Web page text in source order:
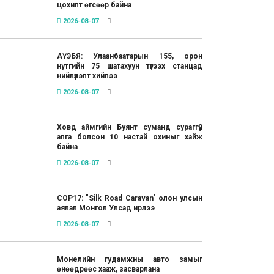
цохилт өгсөөр байна
2026-08-07
АҮЭБЯ: Улаанбаатарын 155, орон
нутгийн 75 шатахуун түгээх станцад
нийлүүлэлт хийлээ
2026-08-07
Ховд аймгийн Буянт суманд сураггүй
алга болсон 10 настай охиныг хайж
байна
2026-08-07
COP17: "Silk Road Caravan" олон улсын
аялал Монгол Улсад ирлээ
2026-08-07
Монелийн гудамжны авто замыг
өнөөдрөөс хааж, засварлана